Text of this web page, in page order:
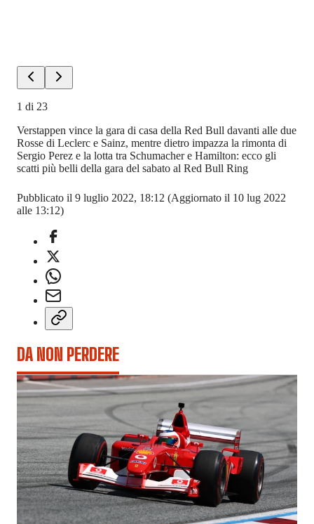
1 di 23
Verstappen vince la gara di casa della Red Bull davanti alle due
Rosse di Leclerc e Sainz, mentre dietro impazza la rimonta di
Sergio Perez e la lotta tra Schumacher e Hamilton: ecco gli
scatti più belli della gara del sabato al Red Bull Ring
Pubblicato il 9 luglio 2022, 18:12 (Aggiornato il 10 lug 2022
alle 13:12)
DA NON PERDERE